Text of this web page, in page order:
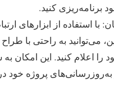
کنید.
با استفاده از ابزارهای
می‌توانید به راحتی با
را اعلام کنید. این امکان
به‌روزرسانی‌های پروژه خود